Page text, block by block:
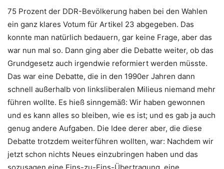
75 Prozent der DDR-Bevölkerung haben bei den Wahlen
ein ganz klares Votum für Artikel 23 abgegeben. Das
konnte man natürlich bedauern, gar keine Frage, aber das
war nun mal so. Dann ging aber die Debatte weiter, ob das
Grundgesetz auch irgendwie reformiert werden müsste.
Das war eine Debatte, die in den 1990er Jahren dann
schnell außerhalb von linksliberalen Milieus niemand mehr
führen wollte. Es hieß sinngemäß: Wir haben gewonnen
und es kann alles so bleiben, wie es ist; und es gab ja auch
genug andere Aufgaben. Die Idee derer aber, die diese
Debatte trotzdem weiterführen wollten, war: Nachdem wir
jetzt schon nichts Neues einzubringen haben und das